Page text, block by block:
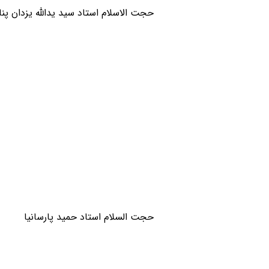
حجت الاسلام استاد سید یدالله یزدان
حجت السلام استاد حمید پارسانیا